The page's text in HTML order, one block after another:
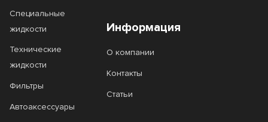
Специальные
жидкости
Технические
жидкости
Фильтры
Автоаксессуары
Информация
О компании
Контакты
Статьи